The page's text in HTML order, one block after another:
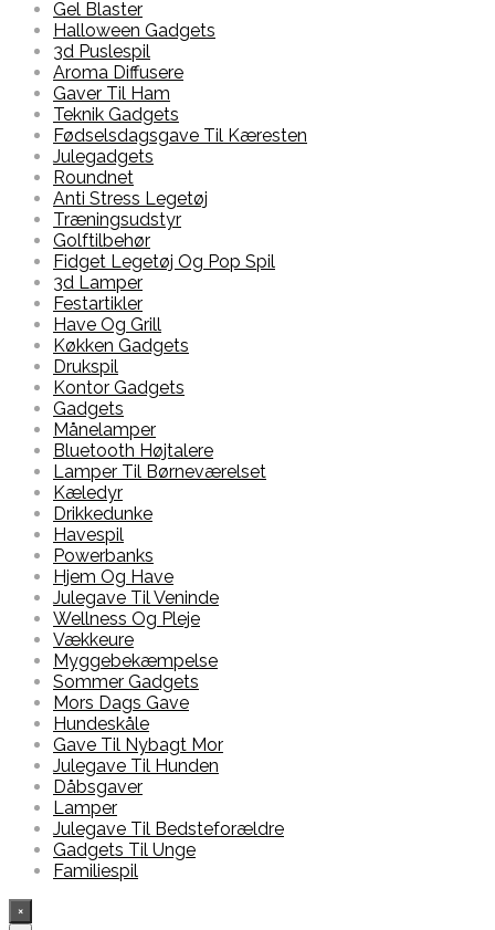
Gel Blaster
Halloween Gadgets
3d Puslespil
Aroma Diffusere
Gaver Til Ham
Teknik Gadgets
Fødselsdagsgave Til Kæresten
Julegadgets
Roundnet
Anti Stress Legetøj
Træningsudstyr
Golftilbehør
Fidget Legetøj Og Pop Spil
3d Lamper
Festartikler
Have Og Grill
Køkken Gadgets
Drukspil
Kontor Gadgets
Gadgets
Månelamper
Bluetooth Højtalere
Lamper Til Børneværelset
Kæledyr
Drikkedunke
Havespil
Powerbanks
Hjem Og Have
Julegave Til Veninde
Wellness Og Pleje
Vækkeure
Myggebekæmpelse
Sommer Gadgets
Mors Dags Gave
Hundeskåle
Gave Til Nybagt Mor
Julegave Til Hunden
Dåbsgaver
Lamper
Julegave Til Bedsteforældre
Gadgets Til Unge
Familiespil
×